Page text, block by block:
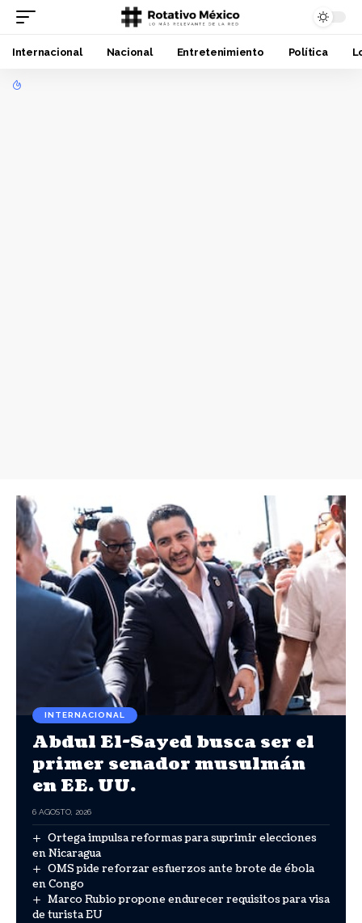
Internacional Nacional Entretenimiento Política
INTERNACIONAL
Abdul El-Sayed busca ser el
primer senador musulmán
en EE. UU.
6 AGOSTO, 2026
Ortega impulsa reformas para suprimir elecciones
en Nicaragua
OMS pide reforzar esfuerzos ante brote de ébola
en Congo
Marco Rubio propone endurecer requisitos para visa
de turista EU